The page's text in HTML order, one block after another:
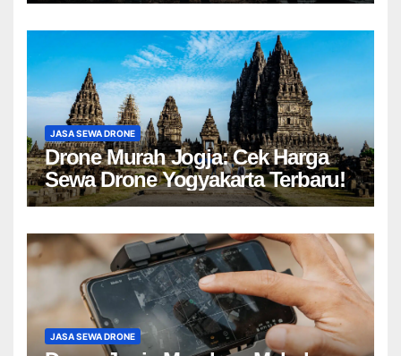
JASA SEWA DRONE
Drone Murah Jogja: Cek Harga
Sewa Drone Yogyakarta Terbaru!
JASA SEWA DRONE